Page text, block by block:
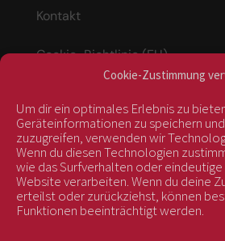
Cookie-Zustimmung
Um dir ein optimales Erlebnis zu
Geräteinformationen zu speichern
zuzugreifen, verwenden wir
Wenn du diesen Technologien
wie das Surfverhalten oder
Website verarbeiten. Wenn du deine
erteilst oder zurückziehst, können
Funktionen beeinträchtigt werden.
Kontakt
Cookie-Richtlinie (EU)
Vertrag widerrufen
kontrolliert durch: